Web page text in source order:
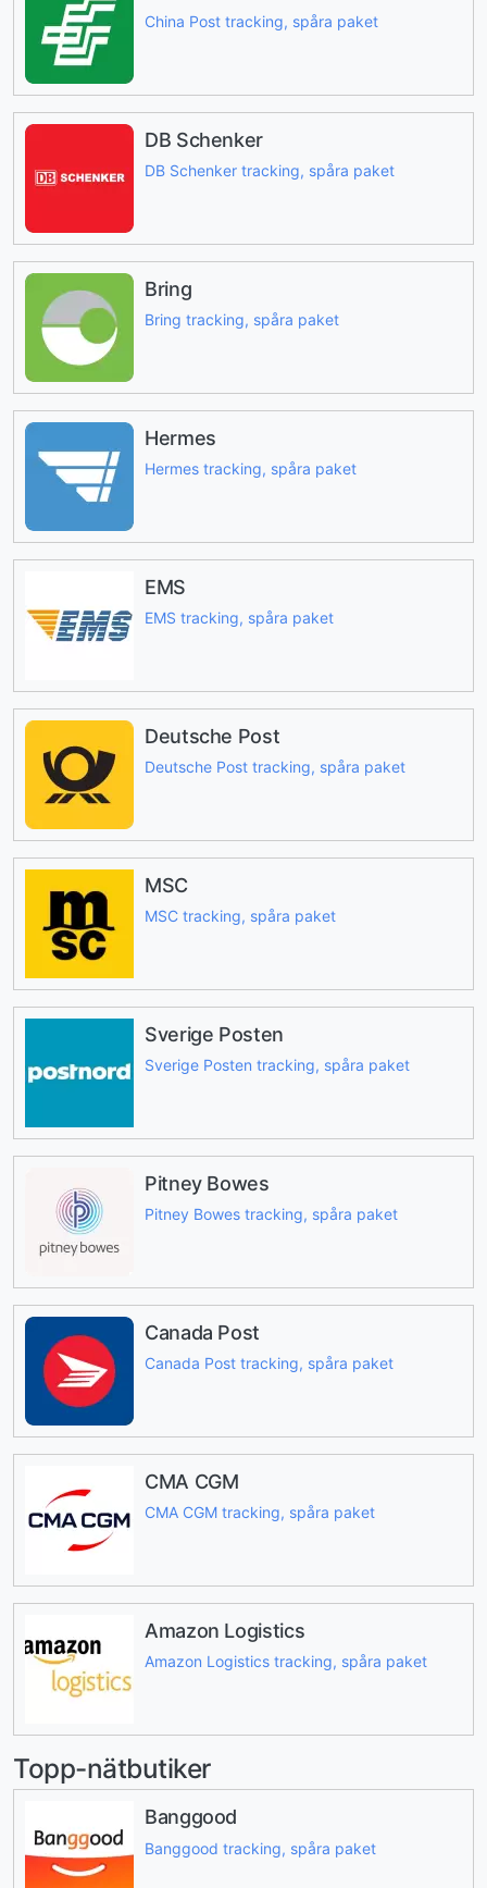
China Post tracking, spåra paket
DB Schenker
DB Schenker tracking, spåra paket
Bring
Bring tracking, spåra paket
Hermes
Hermes tracking, spåra paket
EMS
EMS tracking, spåra paket
Deutsche Post
Deutsche Post tracking, spåra paket
MSC
MSC tracking, spåra paket
Sverige Posten
Sverige Posten tracking, spåra paket
Pitney Bowes
Pitney Bowes tracking, spåra paket
Canada Post
Canada Post tracking, spåra paket
CMA CGM
CMA CGM tracking, spåra paket
Amazon Logistics
Amazon Logistics tracking, spåra paket
Topp-nätbutiker
Banggood
Banggood tracking, spåra paket